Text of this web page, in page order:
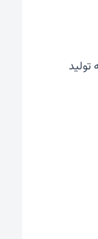
به تولید